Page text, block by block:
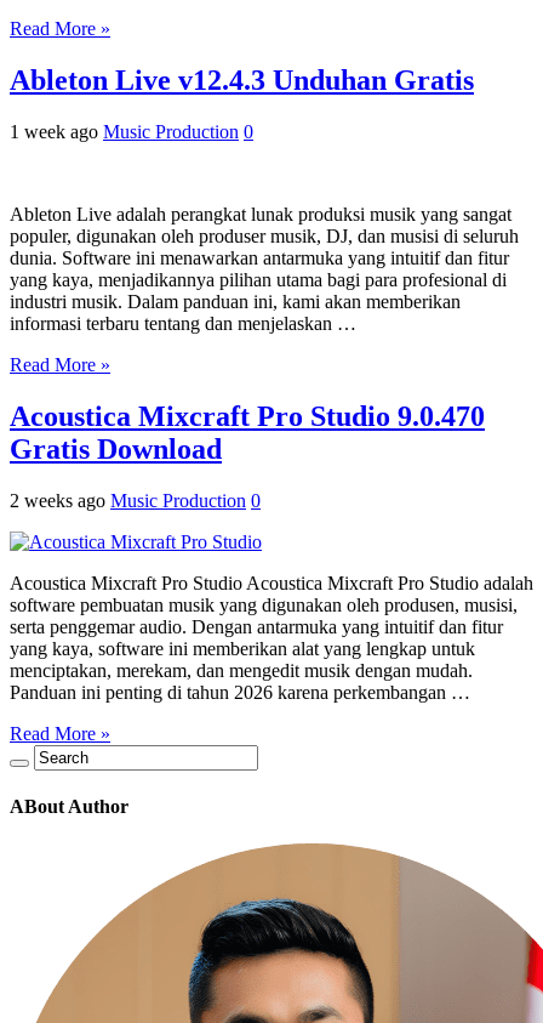
Read More »
Ableton Live v12.4.3 Unduhan Gratis
1 week ago Music Production 0
Ableton Live adalah perangkat lunak produksi musik yang sangat
populer, digunakan oleh produser musik, DJ, dan musisi di seluruh
dunia. Software ini menawarkan antarmuka yang intuitif dan fitur
yang kaya, menjadikannya pilihan utama bagi para profesional di
industri musik. Dalam panduan ini, kami akan memberikan
informasi terbaru tentang dan menjelaskan …
Read More »
Acoustica Mixcraft Pro Studio 9.0.470
Gratis Download
2 weeks ago Music Production 0
Acoustica Mixcraft Pro Studio Acoustica Mixcraft Pro Studio adalah
software pembuatan musik yang digunakan oleh produsen, musisi,
serta penggemar audio. Dengan antarmuka yang intuitif dan fitur
yang kaya, software ini memberikan alat yang lengkap untuk
menciptakan, merekam, dan mengedit musik dengan mudah.
Panduan ini penting di tahun 2026 karena perkembangan …
Read More »
ABout Author